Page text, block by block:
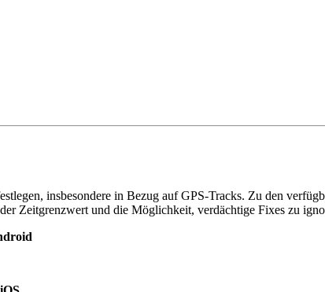
insbesondere in Bezug auf GPS-Tracks. Zu den
Zeitgrenzwert und die Möglichkeit, verdächtige Fixes zu